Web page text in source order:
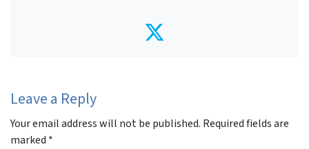
Twitter
Leave a Reply
Your email address will not be published. Required fields are
marked *